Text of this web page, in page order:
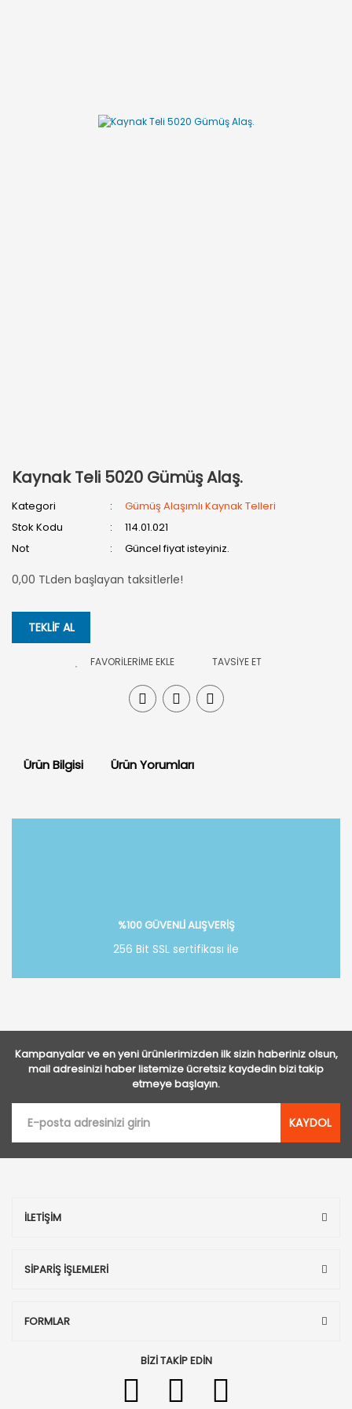
Kaynak Teli 5020 Gümüş Alaş.
Kategori
Gümüş Alaşımlı Kaynak Telleri
Stok Kodu
114.01.021
Not
Güncel fiyat isteyiniz.
0,00 TLden başlayan taksitlerle!
TEKLİF AL
TAVSİYE ET
Ürün Bilgisi Ürün Yorumları
%100 GÜVENLİ ALIŞVERİŞ
256 Bit SSL sertifikası ile
Kampanyalar ve en yeni ürünlerimizden ilk sizin haberiniz olsun,
mail adresinizi haber listemize ücretsiz kaydedin bizi takip
etmeye başlayın.
KAYDOL
İLETİŞİM
SİPARİŞ İŞLEMLERİ
FORMLAR
BİZİ TAKİP EDİN